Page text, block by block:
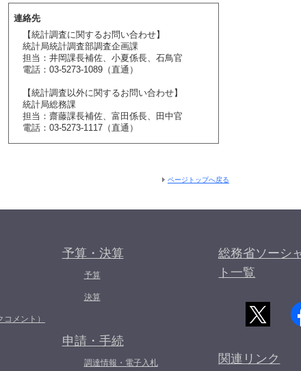
連絡先
【統計調査に関するお問い合わせ】
統計局統計調査部調査企画課
担当：井岡課長補佐、小夏係長、石鳥官
電話：03-5273-1089（直通）
【統計調査以外に関するお問い合わせ】
統計局総務課
担当：齋藤課長補佐、富田係長、田中官
電話：03-5273-1117（直通）
ページトップへ戻る
メント）
予算・決算
予算
決算
申請・手続
調達情報・電子入札
総務省ソーシ
ト一覧
関連リンク